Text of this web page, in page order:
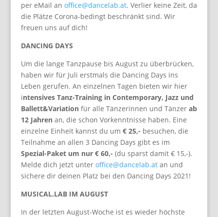
per eMail an office@dancelab.at. Verlier keine Zeit, da
die Plätze Corona-bedingt beschränkt sind. Wir
freuen uns auf dich!
DANCING DAYS
Um die lange Tanzpause bis August zu überbrücken,
haben wir für Juli erstmals die Dancing Days ins
Leben gerufen. An einzelnen Tagen bieten wir hier
intensives Tanz-Training in Contemporary, Jazz und
Ballett&Variationfür alle Tänzerinnen und Tänzer ab
12 Jahrenan, die schon Vorkenntnisse haben. Eine
einzelne Einheit kannst du um € 25,- besuchen, die
Teilnahme an allen 3 Dancing Days gibt es im
Spezial-Paket um nur € 60,- (du sparst damit € 15,-).
Melde dich jetzt unter office@dancelab.atan und
sichere dir deinen Platz bei den Dancing Days 2021!
MUSICAL.LAB IM AUGUST
In der letzten August-Woche ist es wieder höchste